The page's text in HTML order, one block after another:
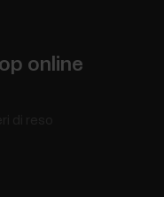
online